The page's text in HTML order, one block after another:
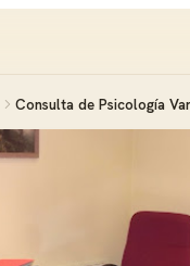
Consulta de Psicología